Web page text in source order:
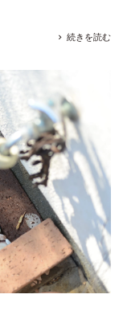
続きを読む